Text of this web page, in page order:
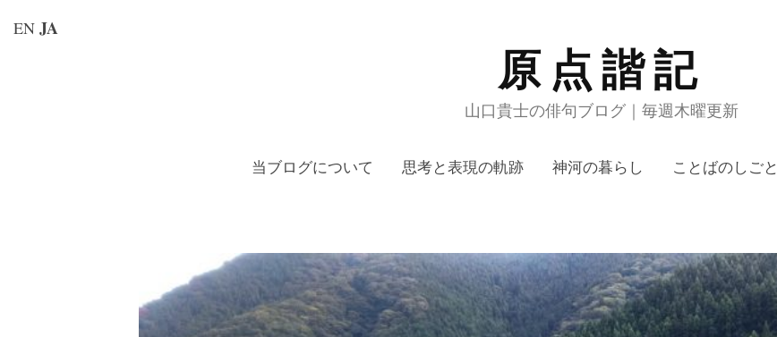
プ
原点諧記
山口貴士の俳句ブログ｜毎週木曜更新
当ブログについて 思考と表現の軌跡 神河の暮らし ことばのしごと
EN JA